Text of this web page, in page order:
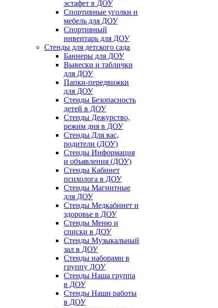
эстафет в ДОУ
Спортивные уголки и
мебель для ДОУ
Спортивный
инвентарь для ДОУ
Стенды для детского сада
Баннеры для ДОУ
Вывески и таблички
для ДОУ
Папки-передвижки
для ДОУ
Стенды Безопасность
детей в ДОУ
Стенды Дежурство,
режим дня в ДОУ
Стенды Для вас,
родители (ДОУ)
Стенды Информация
и объявления (ДОУ)
Стенды Кабинет
психолога в ДОУ
Стенды Магнитные
для ДОУ
Стенды Медкабинет и
здоровье в ДОУ
Стенды Меню и
списки в ДОУ
Стенды Музыкальный
зал в ДОУ
Стенды наборами в
группу ДОУ
Стенды Наша группа
в ДОУ
Стенды Наши работы
в ДОУ